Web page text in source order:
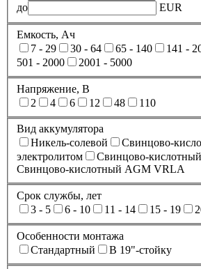
до
EUR
Емкость, Ач
7 - 29
30 - 64 65 - 140 141 -
501 - 2000
2001 - 5000
Напряжение, В
2
4 6 12 48 110
Вид аккумулятора
Никель-солевой
Свинцово-
электролитом
Свинцово-
Свинцово-кислотный AGM VRLA
Срок службы, лет
3 - 5
6 - 10 11 - 14 15 - 19
Особенности монтажа
Стандартный
В 19"-стойку